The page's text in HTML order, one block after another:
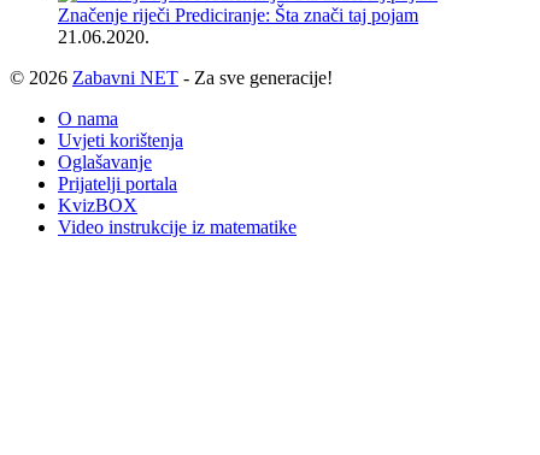
Značenje riječi Prediciranje: Šta znači taj pojam
21.06.2020.
© 2026 Zabavni NET - Za sve generacije!
O nama
Uvjeti korištenja
Oglašavanje
Prijatelji portala
KvizBOX
Video instrukcije iz matematike